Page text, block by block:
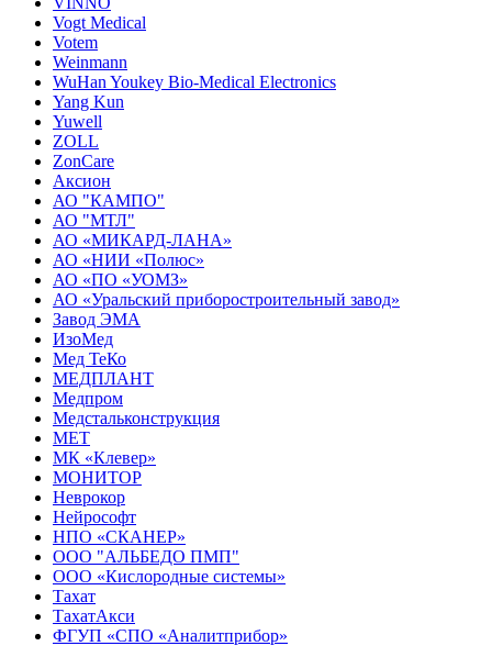
Vogt Medical
Votem
Weinmann
WuHan Youkey Bio-Medical Electronics
Yang Kun
Yuwell
ZOLL
ZonCare
Аксион
АО "КАМПО"
АО "МТЛ"
АО «МИКАРД-ЛАНА»
АО «НИИ «Полюс»
АО «ПО «УОМЗ»
АО «Уральский приборостроительный завод»
Завод ЭМА
ИзоМед
Мед ТеКо
МЕДПЛАНТ
Медпром
Медстальконструкция
МЕТ
МК «Клевер»
МОНИТОР
Неврокор
Нейрософт
НПО «СКАНЕР»
ООО "АЛЬБЕДО ПМП"
ООО «Кислородные системы»
Тахат
ТахатАкси
ФГУП «СПО «Аналитприбор»